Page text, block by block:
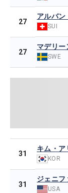
27
アルバン
SUI
27
マデリー
SWE
31
キム・ア
KOR
31
ジェニフ
USA